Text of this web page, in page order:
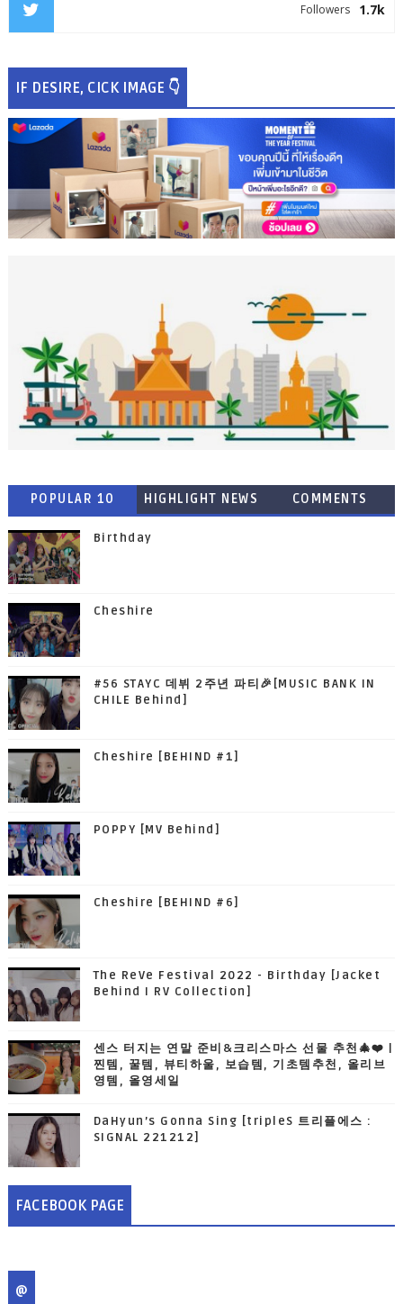
1.7k
Followers
IF DESIRE, CICK IMAGE 👇
POPULAR 10 HIGHLIGHT NEWS COMMENTS
Birthday
Cheshire
#56 STAYC 데뷔 2주년 파티🎉[MUSIC BANK IN
CHILE Behind]
Cheshire [BEHIND #1]
POPPY [MV Behind]
Cheshire [BEHIND #6]
The ReVe Festival 2022 - Birthday [Jacket
Behind I RV Collection]
센스 터지는 연말 준비&크리스마스 선물 추천🎄❤️ |
찐템, 꿀템, 뷰티하울, 보습템, 기초템추천, 올리브
영템, 올영세일
DaHyun’s Gonna Sing [tripleS 트리플에스 :
SIGNAL 221212]
FACEBOOK PAGE
@